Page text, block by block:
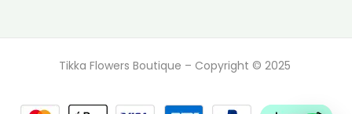
Tikka Flowers Boutique – Copyright © 2025